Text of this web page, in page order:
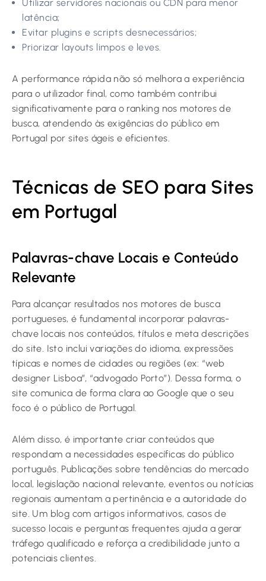
Utilizar servidores nacionais ou CDN para menor
latência;
Evitar plugins e scripts desnecessários;
Priorizar layouts limpos e leves.
A performance rápida não só melhora a experiência
para o utilizador final, como também contribui
significativamente para o ranking nos motores de
busca, atendendo às exigências do público em
Portugal por sites ágeis e eficientes.
Técnicas de SEO para Sites
em Portugal
Palavras-chave Locais e Conteúdo
Relevante
Para alcançar resultados nos motores de busca
portugueses, é fundamental incorporar palavras-
chave locais nos conteúdos, títulos e meta descrições
do site. Isto inclui variações do idioma, expressões
típicas e nomes de cidades ou regiões (ex: “web
designer Lisboa”, “advogado Porto”). Dessa forma, o
site comunica de forma clara ao Google que o seu
foco é o público de Portugal.
Além disso, é importante criar conteúdos que
respondam a necessidades específicas do público
português. Publicações sobre tendências do mercado
local, legislação nacional relevante, eventos ou notícias
regionais aumentam a pertinência e a autoridade do
site. Um blog com artigos informativos, casos de
sucesso locais e perguntas frequentes ajuda a gerar
tráfego qualificado e reforça a credibilidade junto a
potenciais clientes.